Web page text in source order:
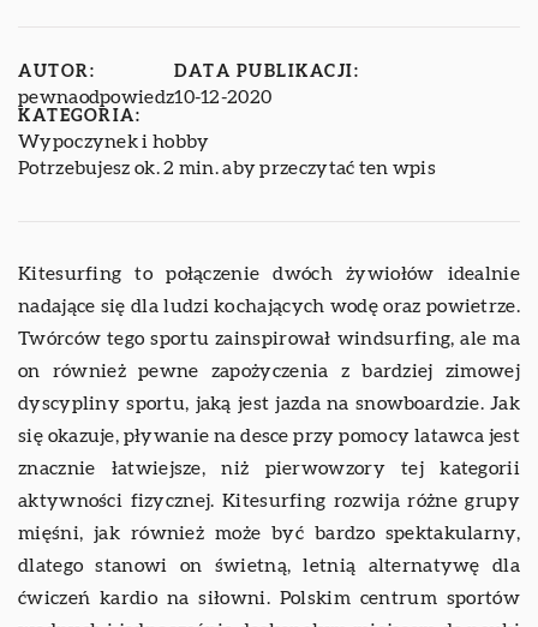
AUTOR:
pewnaodpowiedz
DATA PUBLIKACJI:
10-12-2020
KATEGORIA:
Wypoczynek i hobby
Potrzebujesz ok. 2 min. aby przeczytać ten wpis
Kitesurfing to połączenie dwóch żywiołów idealnie
nadające się dla ludzi kochających wodę oraz powietrze.
Twórców tego sportu zainspirował windsurfing, ale ma
on również pewne zapożyczenia z bardziej zimowej
dyscypliny sportu, jaką jest jazda na snowboardzie. Jak
się okazuje, pływanie na desce przy pomocy latawca jest
znacznie łatwiejsze, niż pierwowzory tej kategorii
aktywności fizycznej. Kitesurfing rozwija różne grupy
mięśni, jak również może być bardzo spektakularny,
dlatego stanowi on świetną, letnią alternatywę dla
ćwiczeń kardio na siłowni. Polskim centrum sportów